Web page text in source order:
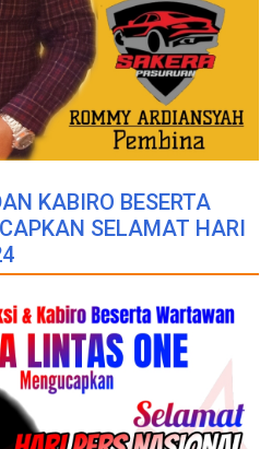
KABIRO BESERTA
SELAMAT HARI